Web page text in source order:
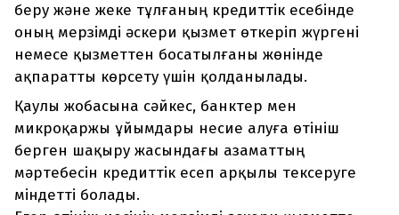
беру және жеке тұлғаның кредиттік есебінде
оның мерзімді әскери қызмет өткеріп жүргені
немесе қызметтен босатылғаны жөнінде
ақпаратты көрсету үшін қолданылады.
Қаулы жобасына сәйкес, банктер мен
микроқаржы ұйымдары несие алуға өтініш
берген шақыру жасындағы азаматтың
мәртебесін кредиттік есеп арқылы тексеруге
міндетті болады.